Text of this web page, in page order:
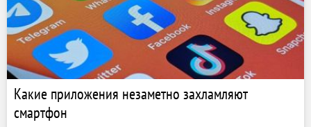
Какие приложения незаметно захламляют
смартфон